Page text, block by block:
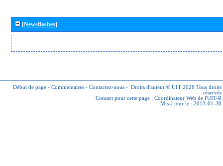
[Newsflashes]
Début de page - Commentaires - Contactez-nous - Droits d'auteur © UIT 2026 Tous droits
réservés
Contact pour cette page : Coordinateur Web de l'UIT-R
Mis à jour le : 2013-01-30